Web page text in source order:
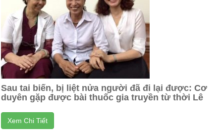
Sau tai biến, bị liệt nửa người đã đi lại được: Cơ
duyên gặp được bài thuốc gia truyền từ thời Lê
Xem Chi Tiết